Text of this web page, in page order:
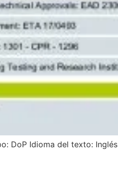
DoP Idioma del texto: Inglés